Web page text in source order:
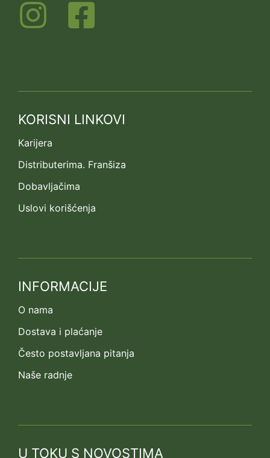
KORISNI LINKOVI
Karijera
Distributerima. Franšiza
Dobavljačima
Uslovi korišćenja
INFORMACIJE
O nama
Dostava i plaćanje
Često postavljana pitanja
Naše radnje
U TOKU S NOVOSTIMA